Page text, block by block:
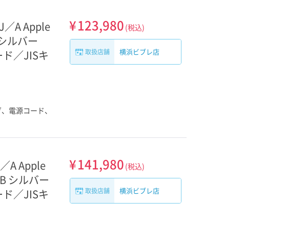
／A Apple
ルバー
ド／JISキ
電源コード、
¥123,980 (税込)
取扱店舗 横浜ビブレ店
A Apple
シルバー
ド／JISキ
¥141,980 (税込)
取扱店舗 横浜ビブレ店